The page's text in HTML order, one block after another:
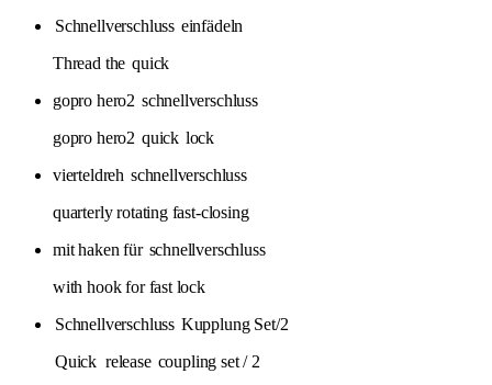
Schnellverschluss einfädeln
Thread the quick
gopro hero2 schnellverschluss
gopro hero2 quick lock
vierteldreh schnellverschluss
quarterly rotating fast-closing
mit haken für schnellverschluss
with hook for fast lock
Schnellverschluss Kupplung Set/2
Quick release coupling set / 2